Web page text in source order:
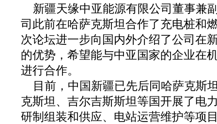
新疆天缘中亚能源有限公司董事兼
司此前在哈萨克斯坦合作了充电桩和
次论坛进一步向国内外介绍了公司在
的优势，希望能与中亚国家的企业在
进行合作。
目前，中国新疆已先后同哈萨克斯
克斯坦、吉尔吉斯斯坦等国开展了电
研制组装和供应、电站运营维护等项